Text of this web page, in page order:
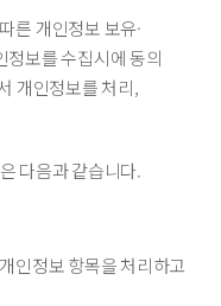
른 개인정보 보유·
정보를 수집시에 동의
개인정보를 처리,
다음과 같습니다.
인정보 항목을 처리하고